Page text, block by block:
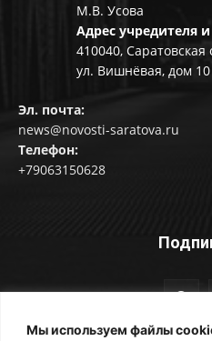
Мы используем файлы
М.В. Усова
Адрес учредителя
410040, Саратовская
ул. Вишнёвая, дом 10
Эл. почта:
news@novosti-saratova.ru
Телефон:
+79063150628